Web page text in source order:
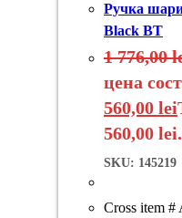
Ручка
Black BT
1 776,00
цена
560,00 lei
560,00 lei.
SKU: 145219
Cross item #